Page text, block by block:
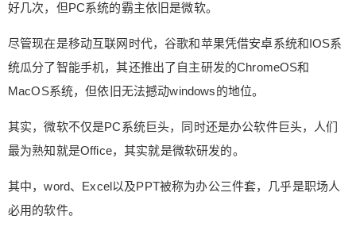
好几次，但PC系统的霸主依旧是微软。
尽管现在是移动互联网时代，谷歌和苹果凭借安卓系统和IOS系
统瓜分了智能手机，其还推出了自主研发的ChromeOS和
MacOS系统，但依旧无法撼动windows的地位。
其实，微软不仅是PC系统巨头，同时还是办公软件巨头，人们
最为熟知就是Office，其实就是微软研发的。
其中，word、Excel以及PPT被称为办公三件套，几乎是职场人
必用的软件。
专业性很强，而PPT则是文档演示。 而在这个领域
都推出了自主研发的办公软件，但用户量都不如微
软的office。 数据显示，微软将Office搬至安卓平台
后，word和Excel都已经成为安装量超10亿的软
Office for Mac上线至今连续35周蝉联“Mac App Stor
e免费App排行榜”榜首。在该榜单的前10名中，并
pStore商店中的免费排行榜中，WPS Office是免费
榜的第二名，第一名是百度网盘，而微软的office等